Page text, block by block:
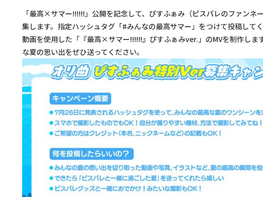
「最高×サマー!!!!!!」公開を記念して、ぴすふぁみ（ピスパレのファンネ
集します。指定ハッシュタグ「#みんなの最高サマー」をつけて投稿して
動画を使用した「『最高×サマー!!!!!!』ぴすふぁみver.」のMVを制作しま
な夏の思い出をぜひ送ってください。